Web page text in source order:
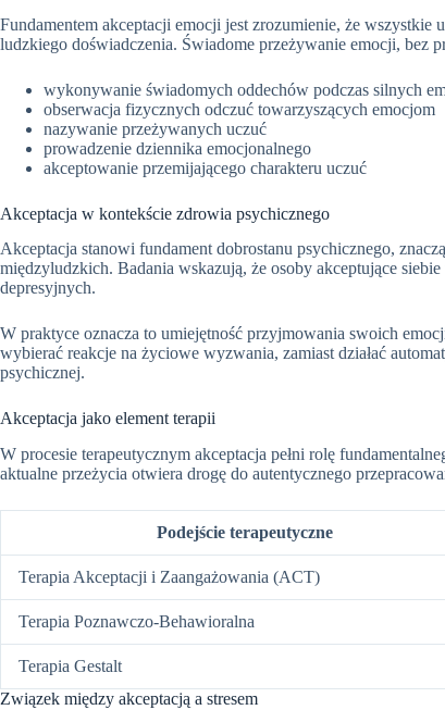
Fundamentem akceptacji emocji jest zrozumienie, że
ludzkiego doświadczenia. Świadome przeżywanie emocji, bez
wykonywanie świadomych oddechów podczas silnych
obserwacja fizycznych odczuć towarzyszących emocjom
nazywanie przeżywanych uczuć
prowadzenie dziennika emocjonalnego
akceptowanie przemijającego charakteru uczuć
Akceptacja w kontekście zdrowia psychicznego
Akceptacja stanowi fundament dobrostanu psychicznego,
międzyludzkich. Badania wskazują, że osoby akceptujące
depresyjnych.
W praktyce oznacza to umiejętność przyjmowania swoich
wybierać reakcje na życiowe wyzwania, zamiast działać
psychicznej.
Akceptacja jako element terapii
W procesie terapeutycznym akceptacja pełni rolę
aktualne przeżycia otwiera drogę do autentycznego
Podejście terapeutyczne
Terapia Akceptacji i Zaangażowania (ACT)
Terapia Poznawczo-Behawioralna
Terapia Gestalt
Związek między akceptacją a stresem